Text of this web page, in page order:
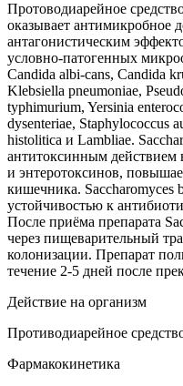
Протоводиарейное
оказывает антимикробное
антагонистическим
условно-патогенных
Candida albi-cans, Candida
Klebsiella pneumoniae,
typhimurium, Yersinia
dysenteriae, Staphylococcus
histolitica и Lambliae.
антитоксинным действием
и энтеротоксинов,
кишечника. Saccharomyces
устойчивостью к
После приёма препарата
через пищеварительный
колонизации. Препарат
течение 2-5 дней после
Действие на организм
Противодиарейное
Фармакокинетика